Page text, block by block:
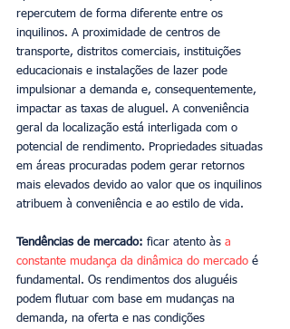
repercutem de forma diferente entre os
inquilinos. A proximidade de centros de
transporte, distritos comerciais, instituições
educacionais e instalações de lazer pode
impulsionar a demanda e, consequentemente,
impactar as taxas de aluguel. A conveniência
geral da localização está interligada com o
potencial de rendimento. Propriedades situadas
em áreas procuradas podem gerar retornos
mais elevados devido ao valor que os inquilinos
atribuem à conveniência e ao estilo de vida.
Tendências de mercado: ficar atento às a
constante mudança da dinâmica do mercado é
fundamental. Os rendimentos dos aluguéis
podem flutuar com base em mudanças na
demanda, na oferta e nas condições